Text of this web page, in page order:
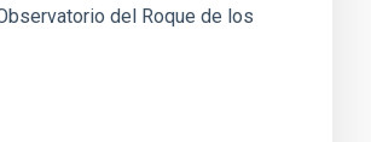
del Roque de los